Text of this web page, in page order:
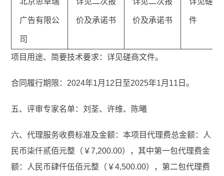
广告有限公
司
价及承诺书 价及承诺书 件
项目用途、简要技术要求：详见磋商文件。
合同履行期限：2024年1月12日至2025年1月11日。
五、评审专家名单：刘荃、许维、陈曦
六、代理服务收费标准及金额：本项目代理费总金额：人
民币柒仟贰佰元整（￥7,200.00），其中第一包代理费金
额：人民币肆仟伍佰元整（￥4,500.00），第二包代理费